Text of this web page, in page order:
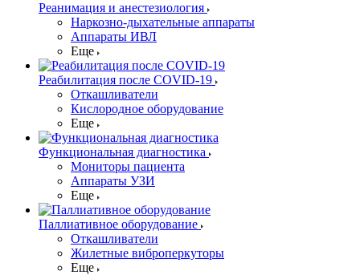
Реанимация и анестезиология
Наркозно-дыхательные аппараты
Аппараты ИВЛ
Еще
Реабилитация после COVID-19
Откашливатели
Кислородное оборудование
Еще
Функциональная диагностика
Мониторы пациента
Аппараты УЗИ
Еще
Паллиативное оборудование
Откашливатели
Жилетные виброперкуторы
Еще